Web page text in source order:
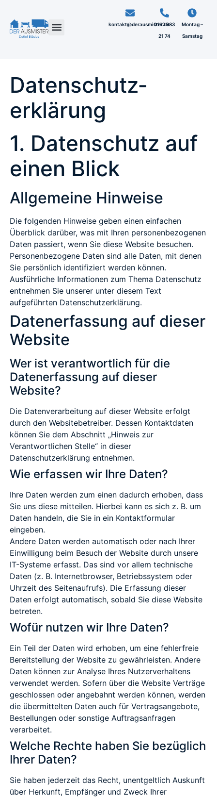
kontakt@derausmister.de
0162 983
21 74
Montag –
Samstag
Datenschutz­
erklärung
1. Datenschutz auf
einen Blick
Allgemeine Hinweise
Die folgenden Hinweise geben einen einfachen
Überblick darüber, was mit Ihren personenbezogenen
Daten passiert, wenn Sie diese Website besuchen.
Personenbezogene Daten sind alle Daten, mit denen
Sie persönlich identifiziert werden können.
Ausführliche Informationen zum Thema Datenschutz
entnehmen Sie unserer unter diesem Text
aufgeführten Datenschutzerklärung.
Datenerfassung auf dieser
Website
Wer ist verantwortlich für die
Datenerfassung auf dieser
Website?
Die Datenverarbeitung auf dieser Website erfolgt
durch den Websitebetreiber. Dessen Kontaktdaten
können Sie dem Abschnitt „Hinweis zur
Verantwortlichen Stelle“ in dieser
Datenschutzerklärung entnehmen.
Wie erfassen wir Ihre Daten?
Ihre Daten werden zum einen dadurch erhoben, dass
Sie uns diese mitteilen. Hierbei kann es sich z. B. um
Daten handeln, die Sie in ein Kontaktformular
eingeben.
Andere Daten werden automatisch oder nach Ihrer
Einwilligung beim Besuch der Website durch unsere
IT-Systeme erfasst. Das sind vor allem technische
Daten (z. B. Internetbrowser, Betriebssystem oder
Uhrzeit des Seitenaufrufs). Die Erfassung dieser
Daten erfolgt automatisch, sobald Sie diese Website
betreten.
Wofür nutzen wir Ihre Daten?
Ein Teil der Daten wird erhoben, um eine fehlerfreie
Bereitstellung der Website zu gewährleisten. Andere
Daten können zur Analyse Ihres Nutzerverhaltens
verwendet werden. Sofern über die Website Verträge
geschlossen oder angebahnt werden können, werden
die übermittelten Daten auch für Vertragsangebote,
Bestellungen oder sonstige Auftragsanfragen
verarbeitet.
Welche Rechte haben Sie bezüglich
Ihrer Daten?
Sie haben jederzeit das Recht, unentgeltlich Auskunft
über Herkunft, Empfänger und Zweck Ihrer